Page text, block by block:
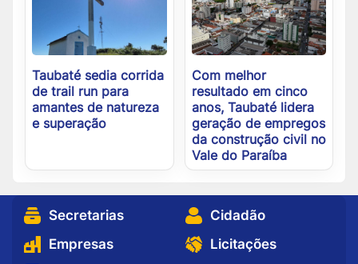
Taubaté sedia corrida
de trail run para
amantes de natureza
e superação
Com melhor
resultado em cinco
anos, Taubaté lidera
geração de empregos
da construção civil no
Vale do Paraíba
Secretarias
Cidadão
Empresas
Licitações